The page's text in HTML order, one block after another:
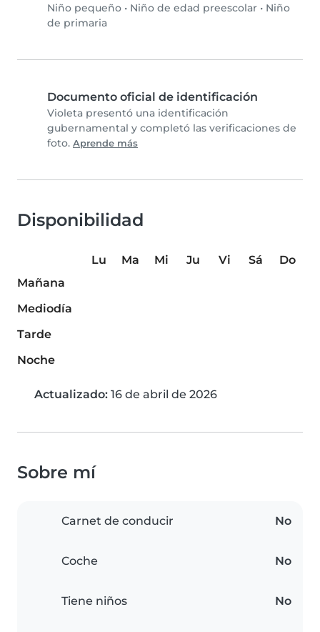
Niño pequeño • Niño de edad preescolar • Niño
de primaria
Documento oficial de identificación
Violeta presentó una identificación
gubernamental y completó las verificaciones de
foto. Aprende más
Disponibilidad
Lu Ma Mi Ju Vi Sá
Do
Mañana
Mediodía
Tarde
Noche
Actualizado: 16 de abril de 2026
Sobre mí
Carnet de conducir No
Coche No
Tiene niños No